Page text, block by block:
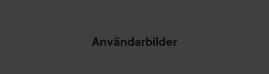
Användarbilder